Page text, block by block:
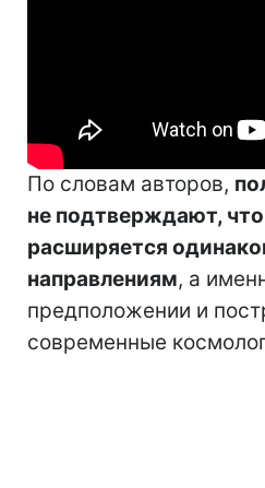
По словам авторов,
не подтверждают,
расширяется
направлениям, а
предположении и
современные